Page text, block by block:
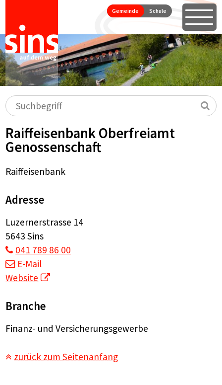
Direkt zum Inhalt springen
Hauptnavigation
Gemeinde Schule
Suchbegriff
Raiffeisenbank Oberfreiamt
Genossenschaft
Raiffeisenbank
Adresse
Luzernerstrasse 14
5643 Sins
041 789 86 00
E-Mail
Website
Branche
Finanz- und Versicherungsgewerbe
zurück zum Seitenanfang